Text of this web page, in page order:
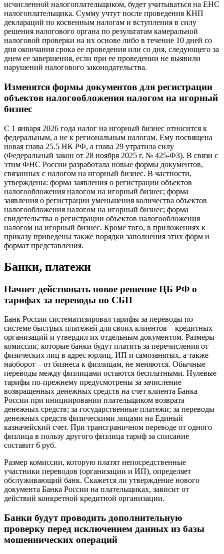
исчисленной налогоплательщиком, будет учитываться на ЕНС
налогоплательщика. Сумму учтут после проведения КНП
деклараций по косвенным налогам и вступления в силу
решения налогового органа по результатам камеральной
налоговой проверки на их основе либо в течение 10 дней со
дня окончания срока ее проведения или со дня, следующего за
днем ее завершения, если при ее проведении не выявили
нарушений налогового законодательства.
Изменятся формы документов для регистрации
объектов налогообложения налогом на игорный
бизнес
С 1 января 2026 года налог на игорный бизнес относится к
федеральным, а не к региональным налогам. Ему посвящена
новая глава 25.5 НК РФ, а глава 29 утратила силу
(Федеральный закон от 28 ноября 2025 г. № 425-ФЗ). В связи с
этим ФНС России разработала новые формы документов,
связанных с налогом на игорный бизнес. В частности,
утверждены: форма заявления о регистрации объектов
налогообложения налогом на игорный бизнес; форма
заявления о регистрации уменьшения количества объектов
налогообложения налогом на игорный бизнес; форма
свидетельства о регистрации объектов налогообложения
налогом на игорный бизнес. Кроме того, в приложениях к
приказу приведены также порядки заполнения этих форм и
формат представления.
Банки, платежи
Начнет действовать новое решение ЦБ РФ о
тарифах за переводы по СБП
Банк России систематизировал тарифы за переводы по
системе быстрых платежей для своих клиентов – кредитных
организаций и утвердил их отдельным документом. Размеры
комиссии, которые банки будут платить за перечисления от
физических лиц в адрес юрлиц, ИП и самозанятых, а также
наоборот – от бизнеса к физлицам, не меняются. Обычные
переводы между физлицами остаются бесплатными. Нулевые
тарифы по-прежнему предусмотрены за зачисление
возвращенных денежных средств на счет клиента Банка
России при инициировании плательщиком возврата
денежных средств; за государственные платежи; за переводы
денежных средств физическими лицами на Единый
казначейский счет. При трансграничном переводе от одного
физлица в пользу другого физлица тариф за списание
составит 6 руб.
Размер комиссии, которую платят непосредственные
участники переводов (организации и ИП), определяет
обслуживающий банк. Скажется ли утверждение нового
документа Банка России на плательщиках, зависит от
действий конкретной кредитной организации.
Банки будут проводить дополнительную
проверку перед исключением данных из базы
мошеннических операций